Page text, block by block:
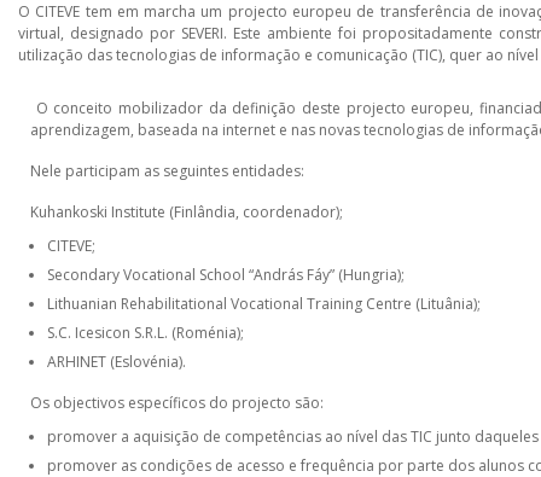
O CITEVE tem em marcha um projecto europeu de transferência de
virtual, designado por SEVERI. Este ambiente foi propositadamente
utilização das tecnologias de informação e comunicação (TIC), quer ao
O conceito mobilizador da definição deste projecto europeu,
aprendizagem, baseada na internet e nas novas tecnologias de
Nele participam as seguintes entidades:
Kuhankoski Institute (Finlândia, coordenador);
CITEVE;
Secondary Vocational School “András Fáy” (Hungria);
Lithuanian Rehabilitational Vocational Training Centre (Lituânia);
S.C. Icesicon S.R.L. (Roménia);
ARHINET (Eslovénia).
Os objectivos específicos do projecto são:
promover a aquisição de competências ao nível das TIC junto
promover as condições de acesso e frequência por parte dos alunos